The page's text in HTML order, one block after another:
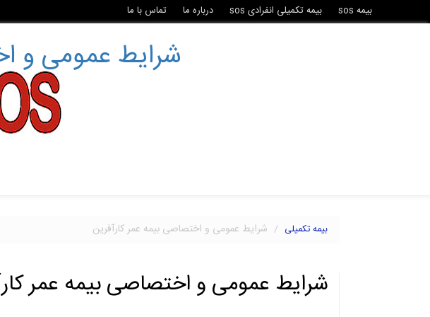
بیمه sos بیمه تکمیلی انفرادی sos درباره ما تماس با ما
شرایط عمومی و
بیمه تکمیلی شرایط عمومی و اختصاصی بیمه عمر کارآفرین
شرایط عمومی و اختصاصی بیمه عمر